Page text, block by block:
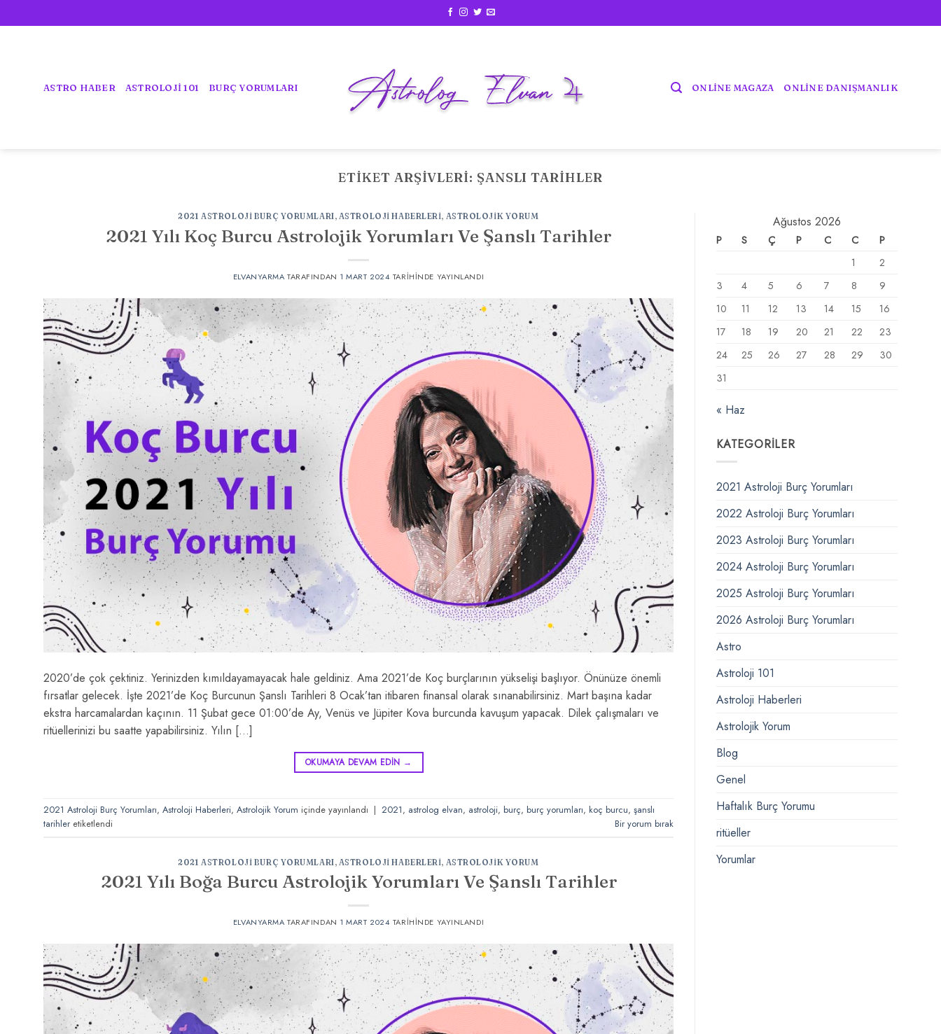
atla
ASTRO HABER ASTROLOJİ 101 BURÇ YORUMLARI ONLİNE MAGAZA ONLİNE DANIŞMANLIK
ETIKET ARŞIVLERI: ŞANSLI TARIHLER
2021 ASTROLOJI BURÇ YORUMLARI, ASTROLOJI HABERLERI, ASTROLOJIK YORUM
2021 Yılı Koç Burcu Astrolojik Yorumları Ve Şanslı Tarihler
ELVANYARMA TARAFINDAN 1 MART 2024 TARIHINDE YAYINLANDI
2020’de çok çektiniz. Yerinizden kımıldayamayacak hale geldiniz. Ama 2021’de Koç burçlarının yükselişi başlıyor. Önünüze önemli
fırsatlar gelecek. İşte 2021’de Koç Burcunun Şanslı Tarihleri 8 Ocak’tan itibaren finansal olarak sınanabilirsiniz. Mart başına kadar
ekstra harcamalardan kaçının. 11 Şubat gece 01:00’de Ay, Venüs ve Jüpiter Kova burcunda kavuşum yapacak. Dilek çalışmaları ve
ritüellerinizi bu saatte yapabilirsiniz. Yılın […]
OKUMAYA DEVAM EDIN →
2021 Astroloji Burç Yorumları, Astroloji Haberleri, Astrolojik Yorum içinde yayınlandı | 2021, astrolog elvan, astroloji, burç, burç yorumları, koç burcu, şanslı
tarihler etiketlendi Bir yorum bırak
2021 ASTROLOJI BURÇ YORUMLARI, ASTROLOJI HABERLERI, ASTROLOJIK YORUM
2021 Yılı Boğa Burcu Astrolojik Yorumları Ve Şanslı Tarihler
ELVANYARMA TARAFINDAN 1 MART 2024 TARIHINDE YAYINLANDI
Ağustos 2026
P S Ç P C C
P
1
2
3
4 5 6 7 8
9
10
11 12 13 14 15
16
17
18 19 20 21 22
23
24
25 26 27 28 29
30
31
« Haz
KATEGORILER
2021 Astroloji Burç Yorumları
2022 Astroloji Burç Yorumları
2023 Astroloji Burç Yorumları
2024 Astroloji Burç Yorumları
2025 Astroloji Burç Yorumları
2026 Astroloji Burç Yorumları
Astro
Astroloji 101
Astroloji Haberleri
Astrolojik Yorum
Blog
Genel
Haftalık Burç Yorumu
ritüeller
Yorumlar